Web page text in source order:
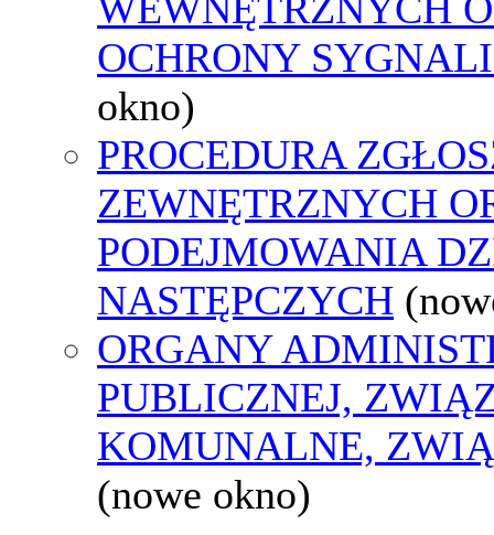
OCHRONY
okno)
PROCEDURA
ZEWNĘTRZNYCH
PODEJMOWANIA
NASTĘPCZYCH
ORGANY
PUBLICZNEJ,
KOMUNALNE,
(nowe okno)